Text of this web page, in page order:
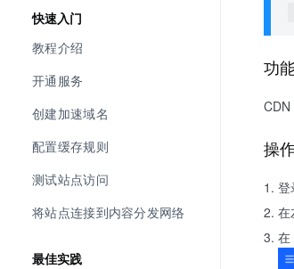
快速入门
教程介绍
开通服务
创建加速域名
配置缓存规则
测试站点访问
将站点连接到内容分发网络
最佳实践
功
操
登
在
在